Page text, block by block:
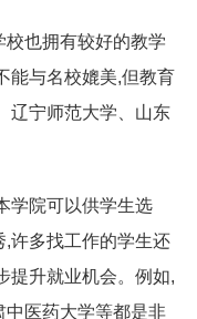
也拥有较好的教学
能与名校媲美,但教育
辽宁师范大学、山东
学院可以供学生选
许多找工作的学生还
提升就业机会。例如,
中医药大学等都是非